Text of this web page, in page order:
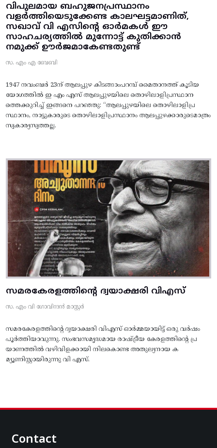
വിപുലമായ ബഹുജനപ്രസ്ഥാനം
വളർത്തിയെടുക്കേണ്ട കാലഘട്ടമാണിത്,
സഖാവ് വി എസിന്റെ ഓർമകൾ ഈ
സാഹചര്യത്തിൽ മുന്നോട്ട്‌ കുതിക്കാൻ
നമുക്ക് ഊർജമാകേണ്ടതുണ്ട്
സ. എം എ ബേബി
1947 നവംബർ 23ന് ആലപ്പുഴ കിടങ്ങാംപറമ്പ്‌ മൈതാനത്ത്‌ കൂടിയ
യോഗത്തിൽ ഇ എം എസ് ആലപ്പുഴയിലെ തൊഴിലാളിപ്രസ്ഥാന
ത്തെക്കുറിച്ച് ഇങ്ങനെ പറഞ്ഞു: “ആലപ്പുഴയിലെ തൊഴിലാളിപ്ര
സ്ഥാനം, നാട്ടുകാരുടെ തൊഴിലാളിപ്രസ്ഥാനം ആലപ്പുഴക്കാരുടെമാത്രം
സ്വകാര്യസ്വത്തല്ല.
സമരകേരളത്തിൻ്റെ ദ്വയാക്ഷരി വിഎസ്
സ. എം വി ഗോവിന്ദൻ മാസ്റ്റർ
സമരകേരളത്തിൻ്റെ ദ്വയാക്ഷരി വിഎസ് ഓർമ്മയായിട്ട് ഒരു വർഷം
പൂർത്തിയാവുന്നു. സംഭവസമൃദ്ധമായ രാഷ്ട്രീയ കേരളത്തിന്റെ പ്ര
യാണത്തിൽ വഴിവിളക്കായി നിലകൊണ്ട അതുല്യനായ ക
മ്യൂണിസ്റ്റായിരുന്നു വി എസ്.
Contact